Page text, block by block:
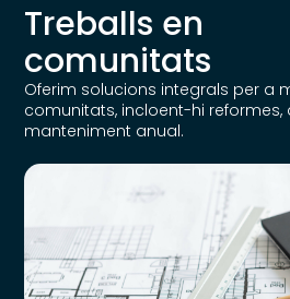
Treballs en
comunitats
Oferim solucions integrals per a
comunitats, incloent-hi reformes,
manteniment anual.